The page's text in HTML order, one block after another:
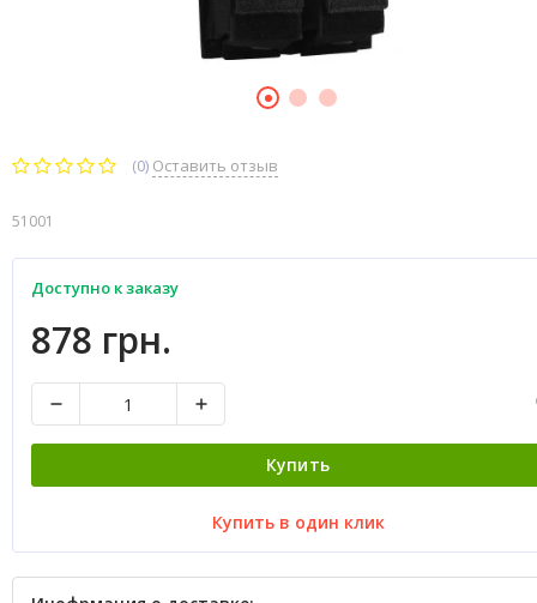
(0) Оставить отзыв
51001
Доступно к заказу
878 грн.
Купить
Купить в один клик